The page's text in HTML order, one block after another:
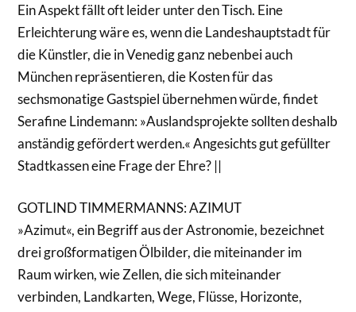
Ein Aspekt fällt oft leider unter den Tisch. Eine
Erleichterung wäre es, wenn die Landeshauptstadt für
die Künstler, die in Venedig ganz nebenbei auch
München repräsentieren, die Kosten für das
sechsmonatige Gastspiel übernehmen würde, findet
Serafine Lindemann: »Auslandsprojekte sollten deshalb
anständig gefördert werden.« Angesichts gut gefüllter
Stadtkassen eine Frage der Ehre? ||
GOTLIND TIMMERMANNS: AZIMUT
»Azimut«, ein Begriff aus der Astronomie, bezeichnet
drei großformatigen Ölbilder, die miteinander im
Raum wirken, wie Zellen, die sich miteinander
verbinden, Landkarten, Wege, Flüsse, Horizonte,